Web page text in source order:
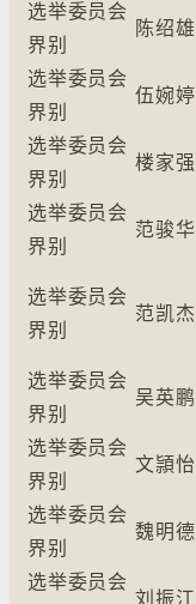
选举委员会
界别
陈绍雄
选举委员会
界别
伍婉婷
选举委员会
界别
楼家强
选举委员会
界别
范骏华
选举委员会
界别
范凯杰
选举委员会
界别
吴英鹏
选举委员会
界别
文頴怡
选举委员会
界别
魏明德
选举委员会
刘振江